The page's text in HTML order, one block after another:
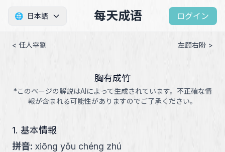
🌐 日本語 每天成语 ログイン
< 任人宰割 左顾右盼 >
胸有成竹
*このページの解説はAIによって生成されています。不正確な情
報が含まれる可能性がありますのでご了承ください。
1. 基本情報
拼音: xiōng yǒu chéng zhú